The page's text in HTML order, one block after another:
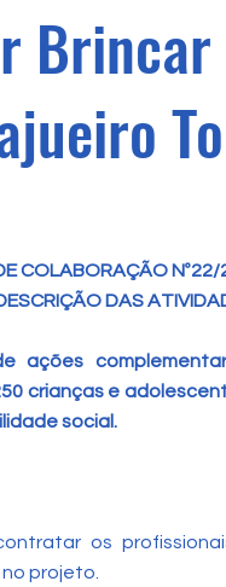
COLABORAÇÃO
DAS
ações
crianças e
social.
os
projeto.